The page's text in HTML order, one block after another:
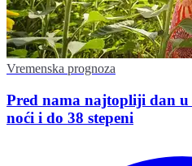
Vremenska prognoza
Pred nama najtopliji dan u
noći i do 38 stepeni